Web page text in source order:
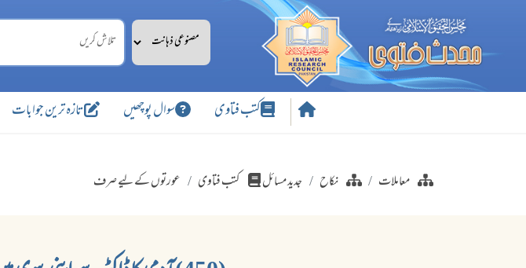
کتب فتاوی سوال پوچھیں تازہ ترین جوابات
معاملات نکاح جدید مسائل کتب فتاوی عورتوں کے لیے صرف